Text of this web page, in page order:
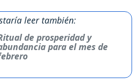
leer también:
de prosperidad y
para el mes de